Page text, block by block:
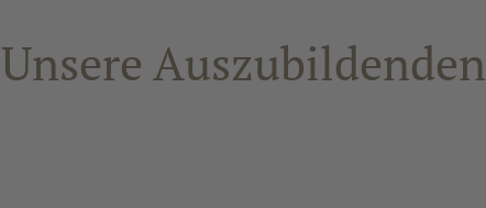
Unsere Auszubildenden